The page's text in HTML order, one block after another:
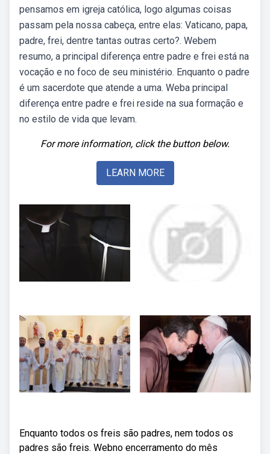
pensamos em igreja católica, logo algumas coisas
passam pela nossa cabeça, entre elas: Vaticano, papa,
padre, frei, dentre tantas outras certo?. Webem
resumo, a principal diferença entre padre e frei está na
vocação e no foco de seu ministério. Enquanto o padre
é um sacerdote que atende a uma. Weba principal
diferença entre padre e frei reside na sua formação e
no estilo de vida que levam.
For more information, click the button below.
LEARN MORE
Enquanto todos os freis são padres, nem todos os
padres são freis. Webno encerramento do mês